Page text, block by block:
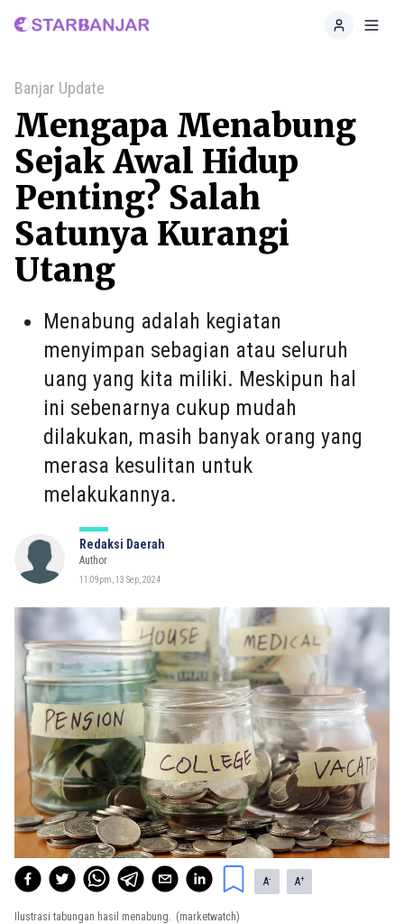
Home
Banjar Update
Mengapa Menabung
Sejak Awal Hidup
Penting? Salah
Satunya Kurangi
Utang
Menabung adalah kegiatan
menyimpan sebagian atau seluruh
uang yang kita miliki. Meskipun hal
ini sebenarnya cukup mudah
dilakukan, masih banyak orang yang
merasa kesulitan untuk
melakukannya.
Redaksi Daerah
Author
11:09pm, 13 Sep, 2024
A- A+
Ilustrasi tabungan hasil menabung. (marketwatch)